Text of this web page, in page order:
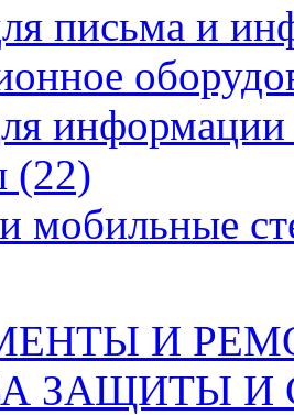
письма и
(22)
мобильные
И
ЗАЩИТЫ